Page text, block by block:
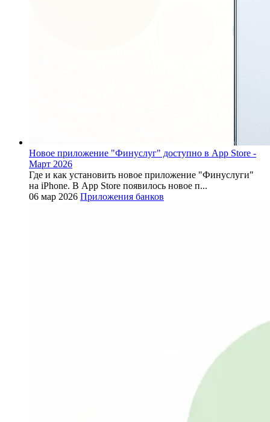
Новое приложение "Финуслуг" доступно в App Store -
Март 2026
Где и как установить новое приложение "Финуслуги"
на iPhone. В App Store появилось новое п...
06 мар 2026 Приложения банков